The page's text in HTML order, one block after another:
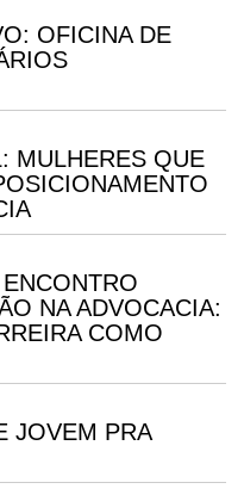
OFICINA DE
MULHERES QUE
NA ADVOCACIA:
COMO
JOVEM PRA